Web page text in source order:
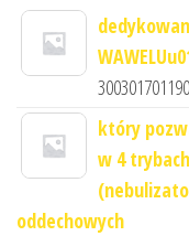
który
w 4
oddechowych